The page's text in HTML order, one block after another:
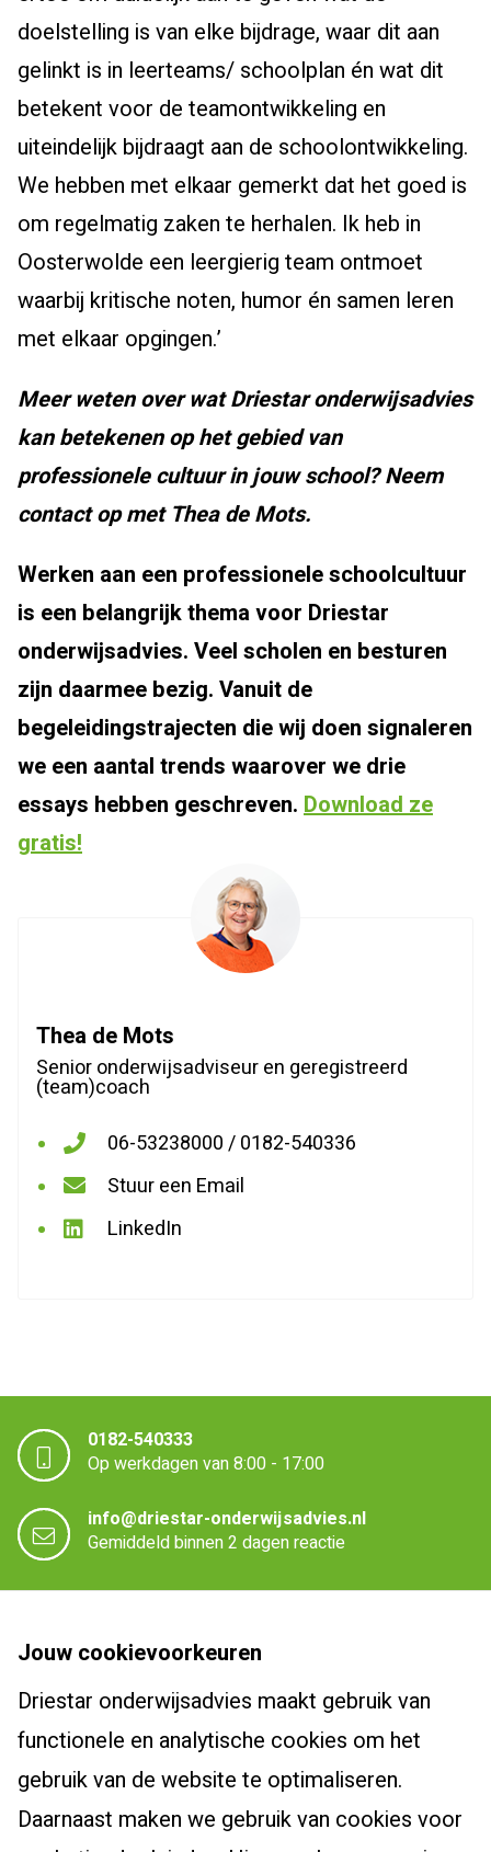
doelstelling is van elke bijdrage, waar dit aan
gelinkt is in leerteams/ schoolplan én wat dit
betekent voor de teamontwikkeling en
uiteindelijk bijdraagt aan de schoolontwikkeling.
We hebben met elkaar gemerkt dat het goed is
om regelmatig zaken te herhalen. Ik heb in
Oosterwolde een leergierig team ontmoet
waarbij kritische noten, humor én samen leren
met elkaar opgingen.’
Meer weten over wat Driestar onderwijsadvies
kan betekenen op het gebied van
professionele cultuur in jouw school? Neem
contact op met Thea de Mots.
Werken aan een professionele schoolcultuur
is een belangrijk thema voor Driestar
onderwijsadvies. Veel scholen en besturen
zijn daarmee bezig. Vanuit de
begeleidingstrajecten die wij doen signaleren
we een aantal trends waarover we drie
essays hebben geschreven. Download ze
gratis!
Thea de Mots
Senior onderwijsadviseur en geregistreerd
(team)coach
06-53238000 / 0182-540336
Bel
met
Thea
Stuur een Email
Stuur
een
Mots
LinkedIn
LinkedIn
0182-540333
Op werkdagen van 8:00 - 17:00
info@driestar-onderwijsadvies.nl
Gemiddeld binnen 2 dagen reactie
Driestar onderwijsadvies
Over Driestar onderwijsadvies
Het beroepsprofiel van de leraar
Certificaten en accreditaties
Vacatures
Cursussen en trajecten
Breindidactiek
Post-hbo-opleidingen
Bewegingsonderwijs
Actueel
Jouw cookievoorkeuren
Driestar onderwijsadvies maakt gebruik van
functionele en analytische cookies om het
gebruik van de website te optimaliseren.
Daarnaast maken we gebruik van cookies voor